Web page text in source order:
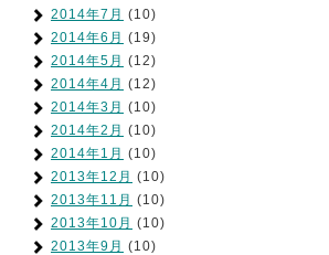
2014年7月 (10)
2014年6月 (19)
2014年5月 (12)
2014年4月 (12)
2014年3月 (10)
2014年2月 (10)
2014年1月 (10)
2013年12月 (10)
2013年11月 (10)
2013年10月 (10)
2013年9月 (10)